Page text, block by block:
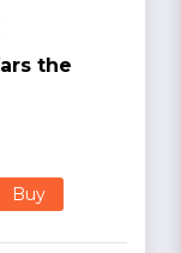
the
Buy